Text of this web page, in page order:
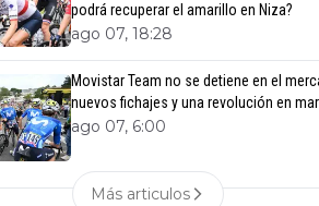
podrá recuperar el amarillo en Niza?
ago 07, 18:28
Movistar Team no se detiene en el
nuevos fichajes y una revolución en
ago 07, 6:00
Más articulos